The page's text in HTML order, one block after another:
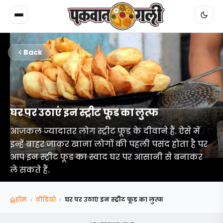
Back
घर पर उठाएं इन स्ट्रीट फूड का लुत्फ
आजकल ज्यादातर लोग स्ट्रीट फूड के दीवाने हैं. ऐसे में
इन्हें बाहर जाकर खाना लोगों की पहली पसंद होता है पर
आप इन स्ट्रीट फूड का स्वाद घर पर आसानी से बनाकर
ले सकते हैं.
होम › वीडियो › घर पर उठाएं इन स्ट्रीट फूड का लुत्फ